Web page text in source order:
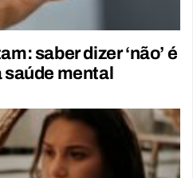
saber dizer ‘não’ é
saúde mental